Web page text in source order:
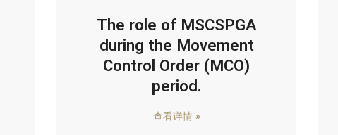
The role of MSCSPGA
during the Movement
Control Order (MCO)
period.
查看详情 »